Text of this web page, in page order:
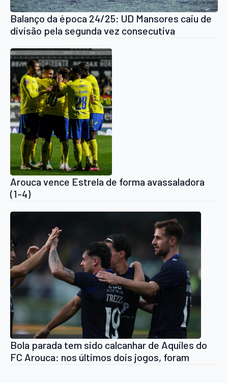
Balanço da época 24/25: UD Mansores caiu de
divisão pela segunda vez consecutiva
Arouca vence Estrela de forma avassaladora
(1-4)
Bola parada tem sido calcanhar de Aquiles do
FC Arouca: nos últimos dois jogos, foram